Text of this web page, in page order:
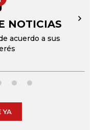
NOTICIAS
acuerdo a sus
→
YA